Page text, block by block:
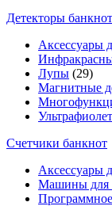
Детекторы банкнот
Аксессуары
Лупы (29)
Магнитные
Счетчики банкнот
Аксессуары
Машины для
Программное